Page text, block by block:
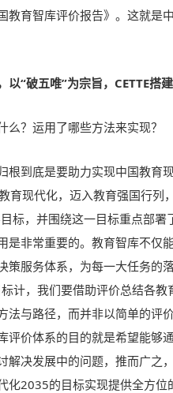
教育智库评价报告》。这就是
“破五唯”为宗旨，CETTE搭
？运用了哪些方法来实现？
根到底是要助力实现中国教育
育现代化，迈入教育强国行列
标，并围绕这一目标重点部
是非常重要的。教育智库不仅
策服务体系，为每一大任务的
计，我们要借助评价总结各
法与路径，而并非以简单的评
评价体系的目的就是希望能够
解决发展中的问题，推而广之
化2035的目标实现提供全方位